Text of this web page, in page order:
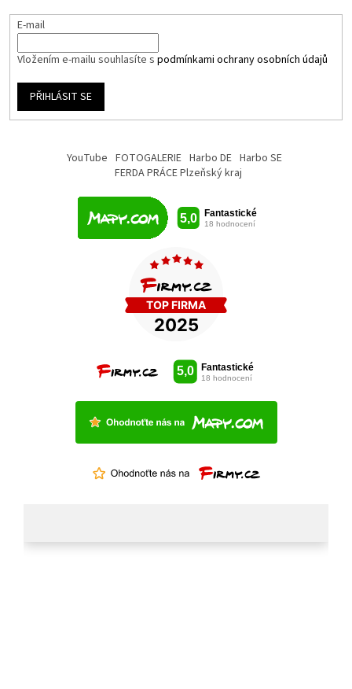
E-mail
Vložením e-mailu souhlasíte s podmínkami ochrany osobních údajů
PŘIHLÁSIT SE
YouTube FOTOGALERIE Harbo DE Harbo SE
FERDA PRÁCE Plzeňský kraj